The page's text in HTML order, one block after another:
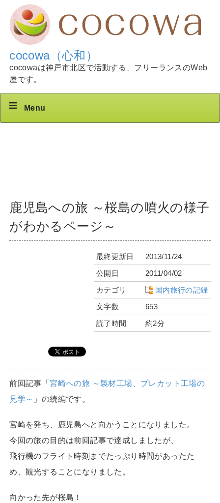
cocowa（心和）
cocowaは神戸市北区で活動する、フリーランスのWeb
屋です。
Menu
鹿児島への旅 ～桜島の噴火の様子
がわかるページ～
最終更新日
2013/11/24
公開日
2011/04/02
カテゴリ
国内旅行の記録
文字数
653
読了時間
約2分
前回記事「宮崎への旅 ～製材工場、プレカット工場の
見学～ 」の続編です。
宮崎を発ち、鹿児島へと向かうことになりました。
今回の旅の目的は前回記事で達成しましたが、
飛行機のフライト時刻までたっぷり時間があったた
め、観光することになりました。
向かった先が桜島！